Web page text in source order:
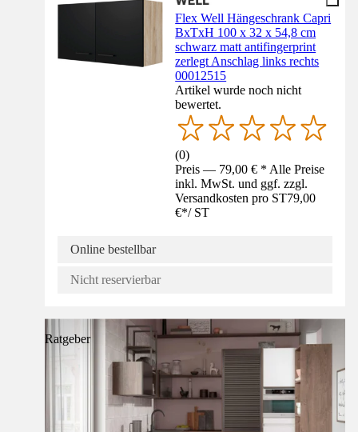
Flex Well Hängeschrank Capri
BxTxH 100 x 32 x 54,8 cm
schwarz matt antifingerprint
zerlegt Anschlag links rechts
00012515
Artikel wurde noch nicht
bewertet.
(0)
Preis — 79,00 € * Alle Preise
inkl. MwSt. und ggf. zzgl.
Versandkosten pro ST79,00
€*/ ST
Online bestellbar
Nicht reservierbar
Ratgeber